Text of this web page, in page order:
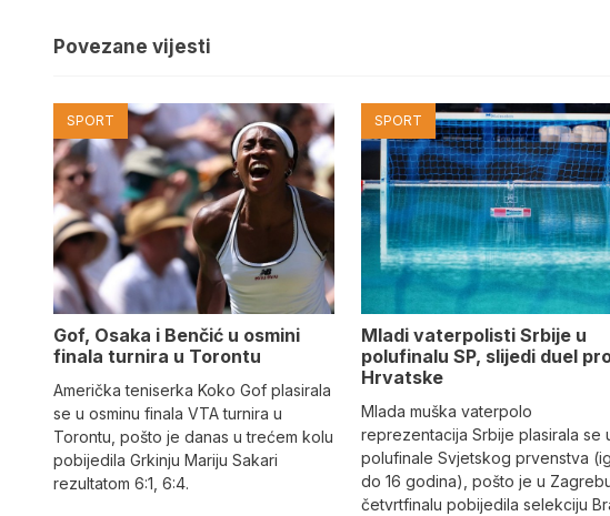
Povezane vijesti
SPORT
Gof, Osaka i Benčić u osmini
finala turnira u Torontu
Američka teniserka Koko Gof plasirala
se u osminu finala VTA turnira u
Torontu, pošto je danas u trećem kolu
pobijedila Grkinju Mariju Sakari
rezultatom 6:1, 6:4.
SPORT
Mladi vaterpolisti Srbije u
polufinalu SP, slijedi duel
Hrvatske
Mlada muška vaterpolo
reprezentacija Srbije plasirala se
polufinale Svjetskog prvenstva
do 16 godina), pošto je u
četvrtfinalu pobijedila selekciju